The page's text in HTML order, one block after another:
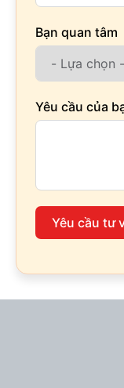
Bạn quan tâm
Yêu cầu của
Yêu cầu tư